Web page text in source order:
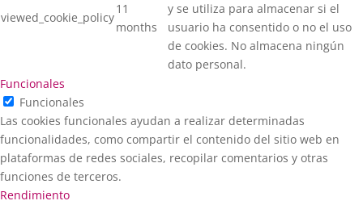
viewed_cookie_policy
11
months
y se utiliza para almacenar si el
usuario ha consentido o no el uso
de cookies. No almacena ningún
dato personal.
Funcionales
Funcionales
Las cookies funcionales ayudan a realizar determinadas
funcionalidades, como compartir el contenido del sitio web en
plataformas de redes sociales, recopilar comentarios y otras
funciones de terceros.
Rendimiento